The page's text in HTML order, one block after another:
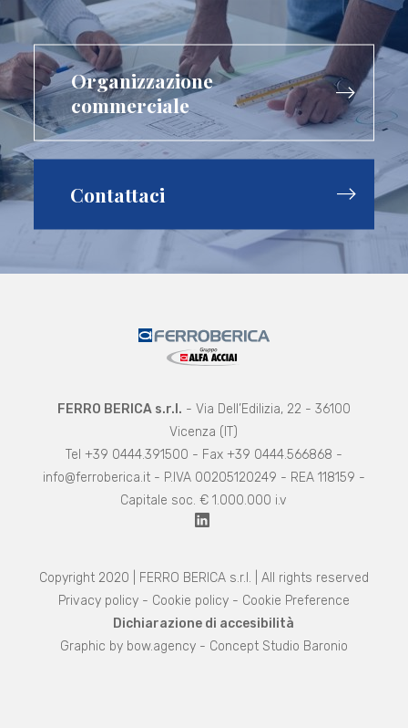
Organizzazione
commerciale
Contattaci
FERRO BERICA s.r.l. - Via Dell’Edilizia, 22 - 36100
Vicenza (IT)
Tel +39 0444.391500 - Fax +39 0444.566868 -
info@ferroberica.it- P.IVA 00205120249 - REA 118159 -
Capitale soc. € 1.000.000 i.v
Copyright 2020 | FERRO BERICA s.r.l. | All rights reserved
Privacy policy- Cookie policy- Cookie Preference
Dichiarazione di accesibilità
Graphic by bow.agency- Concept Studio Baronio